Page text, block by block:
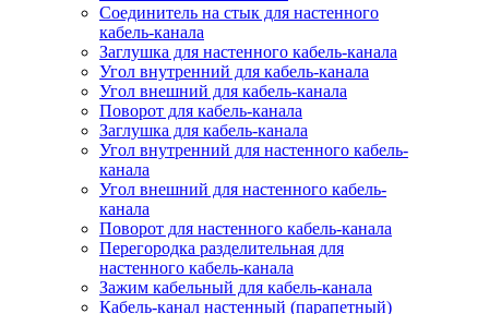
Соединитель на стык для настенного
кабель-канала
Заглушка для настенного кабель-канала
Угол внутренний для кабель-канала
Угол внешний для кабель-канала
Поворот для кабель-канала
Заглушка для кабель-канала
Угол внутренний для настенного кабель-
канала
Угол внешний для настенного кабель-
канала
Поворот для настенного кабель-канала
Перегородка разделительная для
настенного кабель-канала
Зажим кабельный для кабель-канала
Кабель-канал настенный (парапетный)